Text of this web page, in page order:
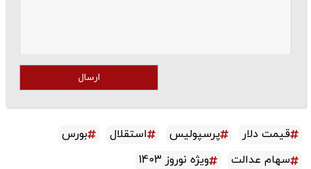
ارسال
قیمت دلار پرسپولیس استقلال
بورس
سهام عدالت
ویژه نوروز 1403